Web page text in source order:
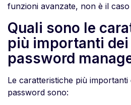
funzioni avanzate, non è il caso
Quali sono le
più importanti
password
Le caratteristiche più importanti
password sono: